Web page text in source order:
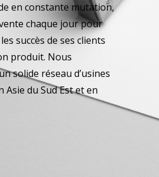
en constante mutation,
chaque jour pour
succès de ses clients
produit. Nous
solide réseau d’usines
Asie du Sud Est et en